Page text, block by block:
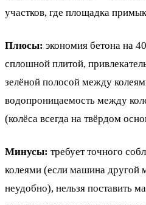
участков, где площадка
Плюсы: экономия бетона на
сплошной плитой,
зелёной полосой между
водопроницаемость между
(колёса всегда на твёрдом
Минусы: требует точного
колеями (если машина другой
неудобно), нельзя поставить